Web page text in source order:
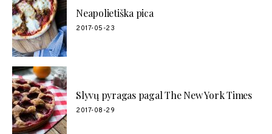
Neapolietiška pica
2017-05-23
Slyvų pyragas pagal The New York Times
2017-08-29